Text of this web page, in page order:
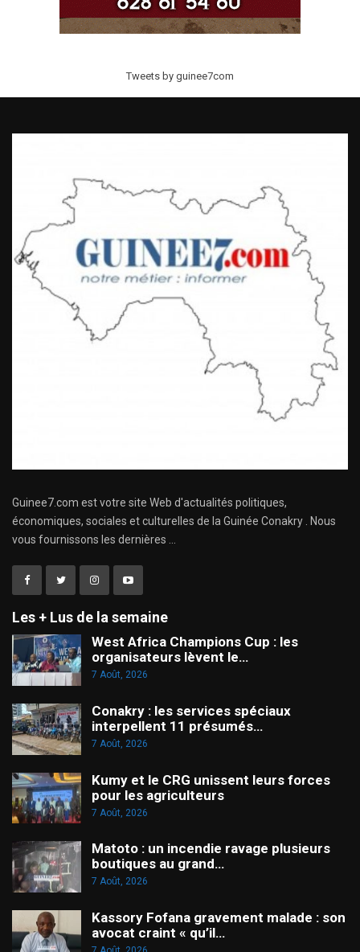
Tweets by guinee7com
Guinee7.com est votre site Web d'actualités politiques,
économiques, sociales et culturelles de la Guinée Conakry . Nous
vous fournissons les dernières ...
Les + Lus de la semaine
West Africa Champions Cup : les
organisateurs lèvent le…
7 Août, 2026
Conakry : les services spéciaux
interpellent 11 présumés…
7 Août, 2026
Kumy et le CRG unissent leurs forces
pour les agriculteurs
7 Août, 2026
Matoto : un incendie ravage plusieurs
boutiques au grand…
7 Août, 2026
Kassory Fofana gravement malade : son
avocat craint « qu’il…